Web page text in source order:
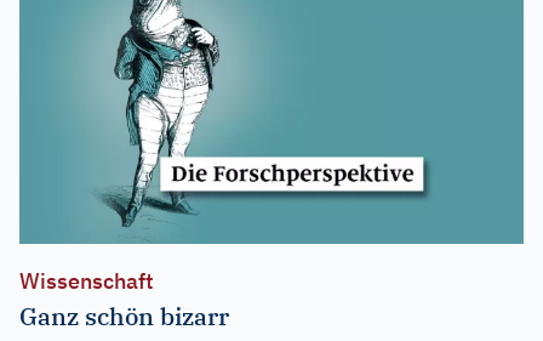
Wissenschaft
Ganz schön bizarr